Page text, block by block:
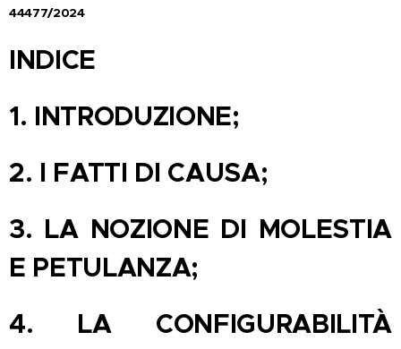
44477/2024
INDICE
1. INTRODUZIONE;
2. I FATTI DI CAUSA;
3. LA NOZIONE DI MOLESTIA
E PETULANZA;
4. LA CONFIGURABILITÀ